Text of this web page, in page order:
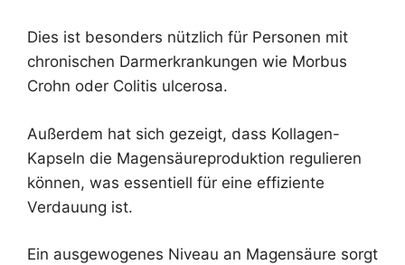
Dies ist besonders nützlich für Personen mit
chronischen Darmerkrankungen wie Morbus
Crohn oder Colitis ulcerosa.
Außerdem hat sich gezeigt, dass Kollagen-
Kapseln die Magensäureproduktion regulieren
können, was essentiell für eine effiziente
Verdauung ist.
Ein ausgewogenes Niveau an Magensäure sorgt